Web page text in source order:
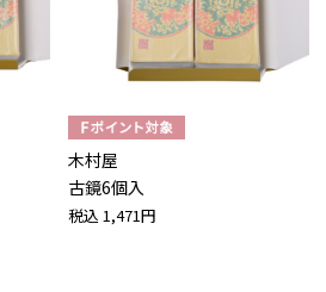
木村屋
古鏡6個入
税込 1,471円